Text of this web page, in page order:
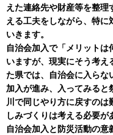
えた連絡先や財産等を整
える工夫をしながら、特
いきます。
自治会加入で「メリット
いますが、現実にそう考え
た県では、自治会に入らな
加入が進み、入ってみると
川で同じやり方に戻すの
しみづくりは考える必要が
自治会加入と防災活動の